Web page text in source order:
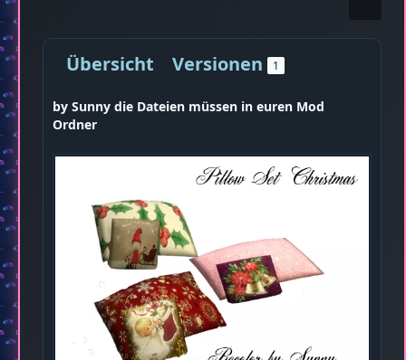
Übersicht Versionen 1
by Sunny die Dateien müssen in euren Mod
Ordner